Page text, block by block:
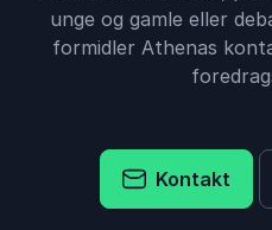
unge og gamle eller
formidler Athenas
Kontakt